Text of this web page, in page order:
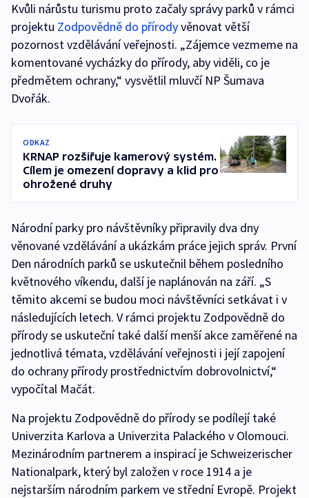
Kvůli nárůstu turismu proto začaly správy parků v rámci
projektu Zodpovědně do přírodyvěnovat větší
pozornost vzdělávání veřejnosti. „Zájemce vezmeme na
komentované vycházky do přírody, aby viděli, co je
předmětem ochrany,“ vysvětlil mluvčí NP Šumava
Dvořák.
ODKAZ
KRNAP rozšiřuje kamerový systém.
Cílem je omezení dopravy a klid pro
ohrožené druhy
Národní parky pro návštěvníky připravily dva dny
věnované vzdělávání a ukázkám práce jejich správ. První
Den národních parků se uskutečnil během posledního
květnového víkendu, další je naplánován na září. „S
těmito akcemi se budou moci návštěvníci setkávat i v
následujících letech. V rámci projektu Zodpovědně do
přírody se uskuteční také další menší akce zaměřené na
jednotlivá témata, vzdělávání veřejnosti i její zapojení
do ochrany přírody prostřednictvím dobrovolnictví,“
vypočítal Mačát.
Na projektu Zodpovědně do přírody se podílejí také
Univerzita Karlova a Univerzita Palackého v Olomouci.
Mezinárodním partnerem a inspirací je Schweizerischer
Nationalpark, který byl založen v roce 1914 a je
nejstarším národním parkem ve střední Evropě. Projekt